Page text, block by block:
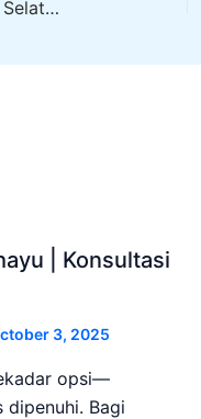
Jasa Pasang CCTV Kuningan Jakarta Selatan | Anugerah CCTV
| Konsultasi
3, 2025
opsi—
dipenuhi. Bagi